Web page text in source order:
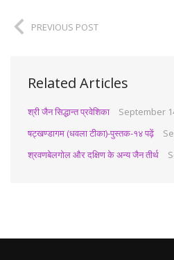
PREVIOUS POST
Related Articles
श्री जैन सिद्धान्त प्रवेशिका
September
षट्खण्डागम (धवला टीका)-पुस्तक-१४ पढ़ें
श्रवणबेलगोल और दक्षिण के अन्य जैन तीर्थ